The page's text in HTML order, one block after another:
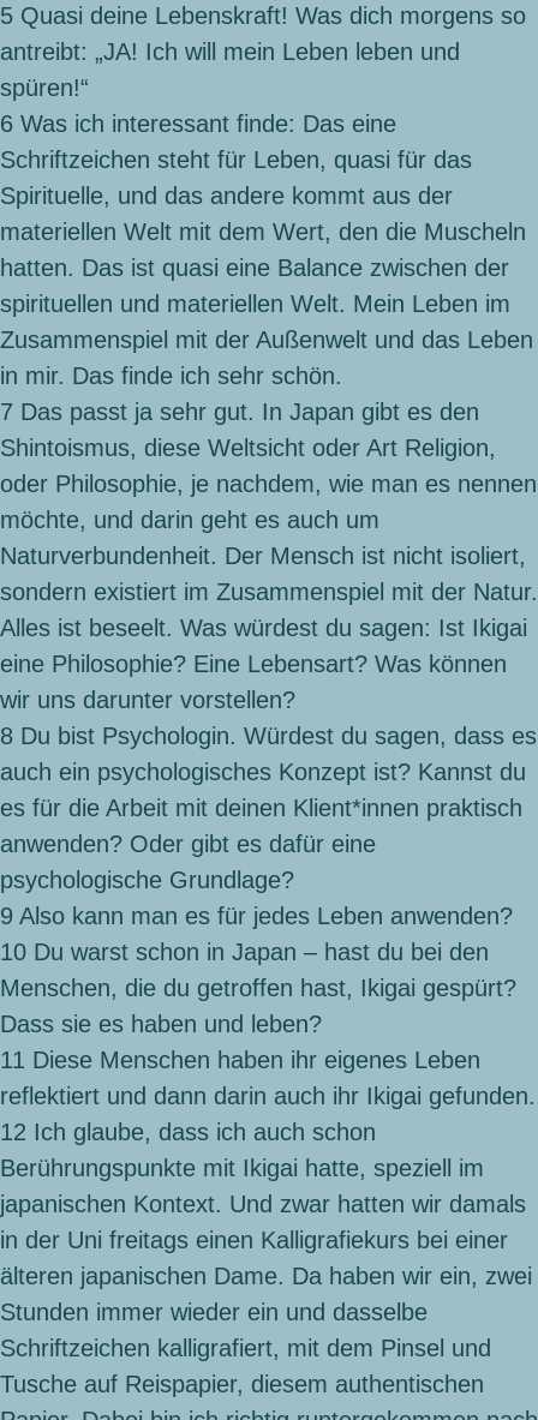
5 Quasi deine Lebenskraft! Was dich morgens so
antreibt: „JA! Ich will mein Leben leben und
spüren!“
6 Was ich interessant finde: Das eine
Schriftzeichen steht für Leben, quasi für das
Spirituelle, und das andere kommt aus der
materiellen Welt mit dem Wert, den die Muscheln
hatten. Das ist quasi eine Balance zwischen der
spirituellen und materiellen Welt. Mein Leben im
Zusammenspiel mit der Außenwelt und das Leben
in mir. Das finde ich sehr schön.
7 Das passt ja sehr gut. In Japan gibt es den
Shintoismus, diese Weltsicht oder Art Religion,
oder Philosophie, je nachdem, wie man es nennen
möchte, und darin geht es auch um
Naturverbundenheit. Der Mensch ist nicht isoliert,
sondern existiert im Zusammenspiel mit der Natur.
Alles ist beseelt. Was würdest du sagen: Ist Ikigai
eine Philosophie? Eine Lebensart? Was können
wir uns darunter vorstellen?
8 Du bist Psychologin. Würdest du sagen, dass es
auch ein psychologisches Konzept ist? Kannst du
es für die Arbeit mit deinen Klient*innen praktisch
anwenden? Oder gibt es dafür eine
psychologische Grundlage?
9 Also kann man es für jedes Leben anwenden?
10 Du warst schon in Japan – hast du bei den
Menschen, die du getroffen hast, Ikigai gespürt?
Dass sie es haben und leben?
11 Diese Menschen haben ihr eigenes Leben
reflektiert und dann darin auch ihr Ikigai gefunden.
12 Ich glaube, dass ich auch schon
Berührungspunkte mit Ikigai hatte, speziell im
japanischen Kontext. Und zwar hatten wir damals
in der Uni freitags einen Kalligrafiekurs bei einer
älteren japanischen Dame. Da haben wir ein, zwei
Stunden immer wieder ein und dasselbe
Schriftzeichen kalligrafiert, mit dem Pinsel und
Tusche auf Reispapier, diesem authentischen